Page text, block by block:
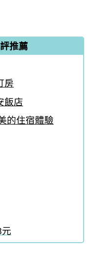
推薦
房
飯店
的住宿體驗